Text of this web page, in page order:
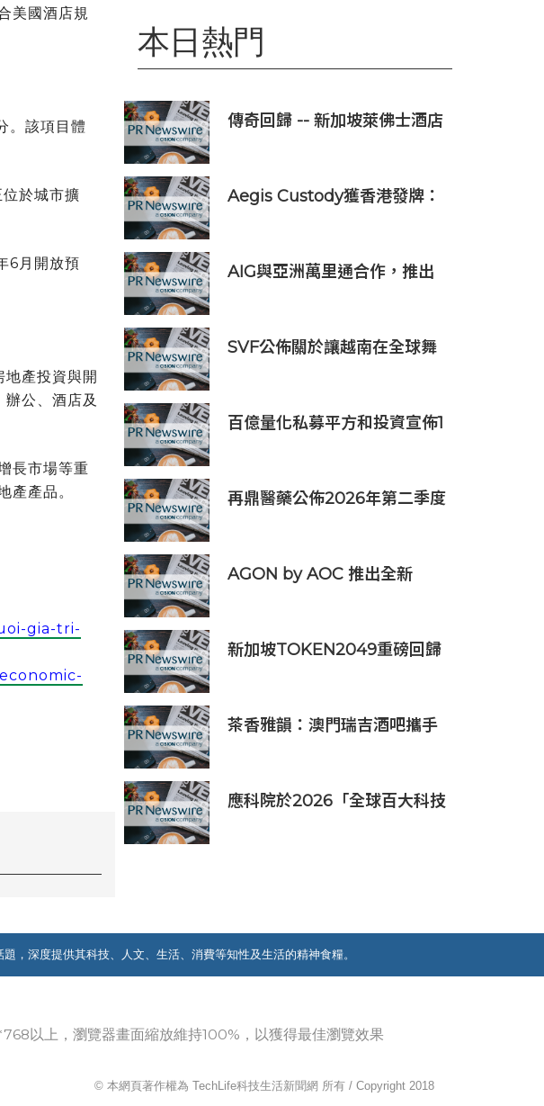
美國酒店規
該項目體
於城市擴
6月開放預
產投資與開
公、酒店及
長市場等重
產產品。
gia-tri-
本日熱門
傳奇回歸 -- 新加坡萊佛士酒店
Aegis Custody獲香港發牌：
AIG與亞洲萬里通合作，推出
SVF公佈關於讓越南在全球舞
百億量化私募平方和投資宣佈1
再鼎醫藥公佈2026年第二季度
AGON by AOC 推出全新
新加坡TOKEN2049重磅回歸
茶香雅韻：澳門瑞吉酒吧攜手
應科院於2026「全球百大科技
，深度提供其科技、人文、生活、消費等知性及生活的精神食糧。
以上，瀏覽器畫面縮放維持100%，以獲得最佳瀏覽效果
© 本網頁著作權為 TechLife科技生活新聞網 所有 / Copyright 2018